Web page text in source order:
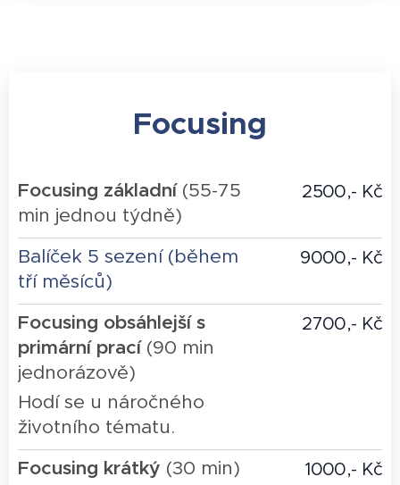
Focusing
Focusing základní (55-75
min jednou týdně)
2500,- Kč
Balíček 5 sezení (během
tří měsíců)
9000,- Kč
Focusing obsáhlejší s
primární prací(90 min
jednorázově)
Hodí se u náročného
životního tématu.
2700,- Kč
Focusing krátký (30 min)
1000,- Kč